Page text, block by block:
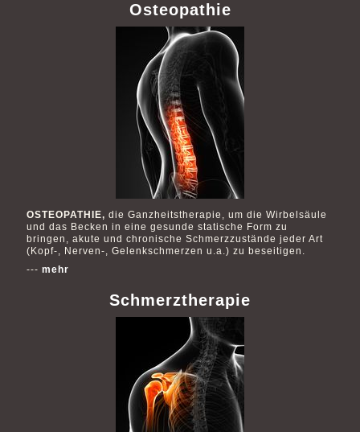
Osteopathie
OSTEOPATHIE, die Ganzheitstherapie, um die Wirbelsäule
und das Becken in eine gesunde statische Form zu
bringen, akute und chronische Schmerzzustände jeder Art
(Kopf-, Nerven-, Gelenkschmerzen u.a.) zu beseitigen.
---mehr
Schmerztherapie